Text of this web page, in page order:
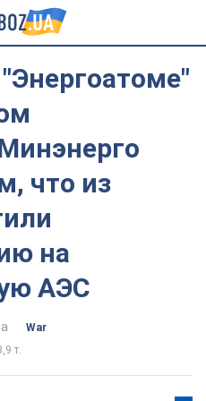
что из
на
АЭС
War
т.